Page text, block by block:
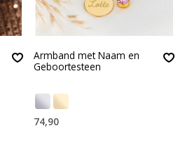
Armband met Naam en
Geboortesteen
74,90